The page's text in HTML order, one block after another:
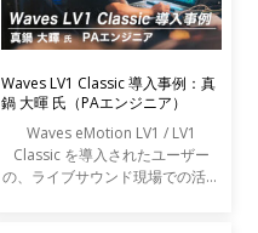
Waves LV1 Classic 導入事例：真
鍋 大暉 氏（PAエンジニア）
Waves eMotion LV1 / LV1
Classic を導入されたユーザー
の、ライブサウンド現場での活用